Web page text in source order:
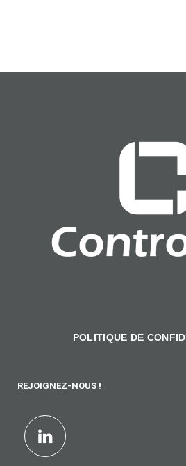
POLITIQUE DE
REJOIGNEZ-NOUS !